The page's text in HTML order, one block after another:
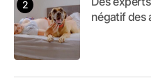
négatif des